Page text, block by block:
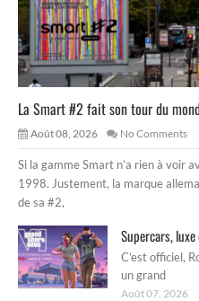
La Smart #2 fait son tour du
Août 08, 2026 No Comments
Si la gamme Smart n’a rien à voir
1998. Justement, la marque
de sa #2,
Supercars,
C’est officiel,
un grand
Août 07, 2026